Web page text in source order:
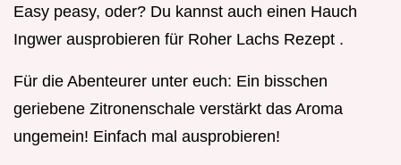
Easy peasy, oder? Du kannst auch einen Hauch
Ingwer ausprobieren für Roher Lachs Rezept .
Für die Abenteurer unter euch: Ein bisschen
geriebene Zitronenschale verstärkt das Aroma
ungemein! Einfach mal ausprobieren!